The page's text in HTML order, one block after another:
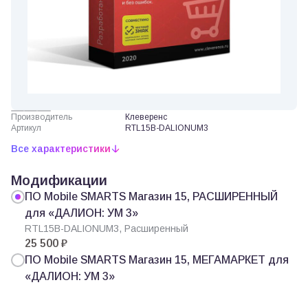
Производитель
Клеверенс
Артикул
RTL15B-DALIONUM3
Все характеристики
Модификации
ПО Mobile SMARTS Магазин 15, РАСШИРЕННЫЙ
для «ДАЛИОН: УМ 3»
RTL15B-DALIONUM3, Расширенный
25 500 ₽
ПО Mobile SMARTS Магазин 15, МЕГАМАРКЕТ для
«ДАЛИОН: УМ 3»